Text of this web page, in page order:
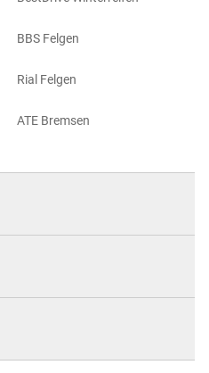
BBS Felgen
Rial Felgen
ATE Bremsen